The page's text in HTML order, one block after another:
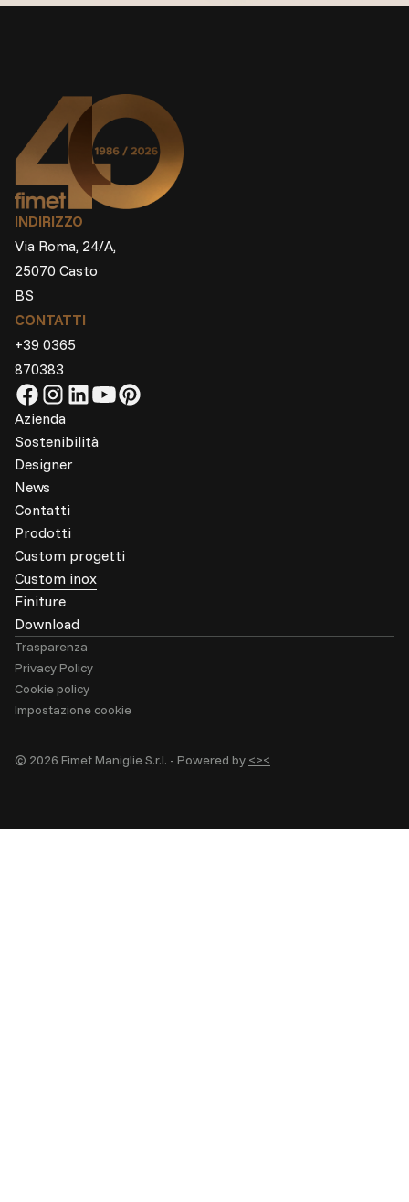
INDIRIZZO
Via Roma, 24/A,
25070 Casto
BS
CONTATTI
+39 0365
870383
Azienda
Sostenibilità
Designer
News
Contatti
Prodotti
Custom progetti
Custom inox
Finiture
Download
© 2026 Fimet Maniglie S.r.l. - Powered by <><
Trasparenza
Privacy Policy
Cookie policy
Impostazione cookie